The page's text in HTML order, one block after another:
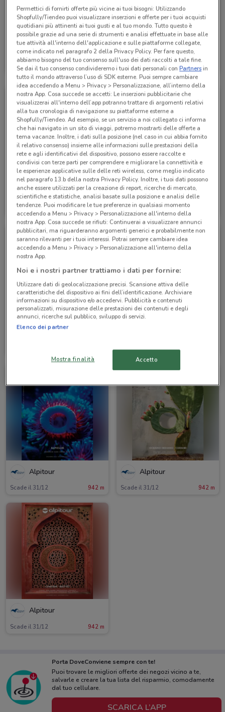
Alpitour
Scade il 31/01 942 m
Alpitour
Scade il 31/10 942 m
Alpitour
Scade il 31/10
Alpitour
Scade il 31/10
Alpitour
Scade il 31/12 942 m
Alpitour
Scade il 31/12 942 m
Alpitour
Scade il 31/12 942 m
Porta DoveConviene sempre con te!
Puoi trovare le migliori offerte dei negozi vicino a te,
salvarle e creare la tua lista del risparmio, comodamente
dal tuo cellulare.
SCARICA L’APP
Permettici di fornirti offerte più vicine ai tuoi bisogni: Utilizzando
Shopfully/Tiendeo puoi visualizzare inserzioni e offerte per i tuoi acquisti
quotidiani più attinenti ai tuoi gusti e al tuo mondo. Tutto questo è
possibile grazie ad una serie di strumenti e analisi effettuate in base alle
tue attività all'interno dell'applicazione e sulle piattaforme collegate,
come indicato nel paragrafo 2 della Privacy Policy. Per fare questo,
abbiamo bisogno del tuo consenso sull'uso dei dati raccolti a tale fine.
Se dai il tuo consenso condivideremo i tuoi dati personali conPartnersin
tutto il mondo attraverso l’uso di SDK esterne. Puoi sempre cambiare
idea accedendo a Menu > Privacy > Personalizzazione, all’interno della
nostra App. Cosa succede se accetti: Le inserzioni pubblicitarie che
visualizzerai all'interno dell’app potranno trattare di argomenti relativi
alla tua cronologia di navigazione su piattaforme esterne a
Shopfully/Tiendeo. Ad esempio, se un servizio a noi collegato ci informa
che hai navigato in un sito di viaggi, potremo mostrarti delle offerte a
tema vacanze. Inoltre, i dati sulla posizione (nel caso in cui abbia fornito
il relativo consenso) insieme alle informazioni sulle prestazioni della
rete e agli identificativi del dispositivo, possono essere raccolte e
condivisi con terze parti per comprendere e migliorare la connettività e
le esperienze applicative sulle delle reti wireless, come meglio indicato
nel paragrafo 13.b della nostra Privacy Policy. Inoltre, i tuoi dati possono
anche essere utilizzati per la creazione di report, ricerche di mercato,
scientifiche e statistiche, analisi basate sulla posizione e analisi delle
tendenze. Puoi modificare le tue preferenze in qualsiasi momento
accedendo a Menu > Privacy > Personalizzazione all'interno della
nostra App. Cosa succede se rifiuti: Continuerai a visualizzare annunci
pubblicitari, ma riguarderanno argomenti generici e probabilmente non
saranno rilevanti per i tuoi interessi. Potrai sempre cambiare idea
accedendo a Menu > Privacy > Personalizzazione all'interno della
nostra App.
Noi e i nostri partner trattiamo i dati per fornire:
Utilizzare dati di geolocalizzazione precisi. Scansione attiva delle
caratteristiche del dispositivo ai fini dell’identificazione. Archiviare
informazioni su dispositivo e/o accedervi. Pubblicità e contenuti
personalizzati, misurazione delle prestazioni dei contenuti e degli
annunci, ricerche sul pubblico, sviluppo di servizi.
Elenco dei partner
Mostra finalità Accetto